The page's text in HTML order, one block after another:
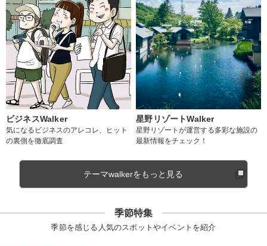
ビジネスWalker
気になるビジネスのアレコレ、ヒット
の裏側を徹底調査
星野リゾートWalker
星野リゾートが運営する多彩な施設の
最新情報をチェック！
テーマwalkerをもっと見る
季節特集
季節を感じる人気のスポットやイベントを紹介